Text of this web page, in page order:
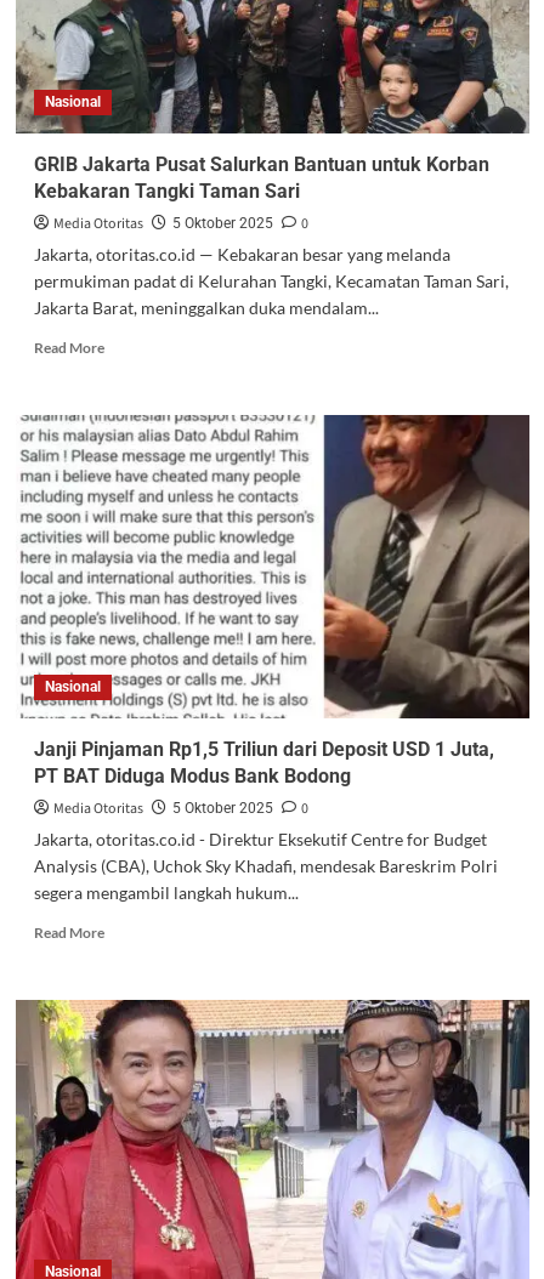
Nasional
GRIB Jakarta Pusat Salurkan Bantuan untuk Korban
Kebakaran Tangki Taman Sari
Media Otoritas 5 Oktober 2025
0
Jakarta, otoritas.co.id — Kebakaran besar yang melanda
permukiman padat di Kelurahan Tangki, Kecamatan Taman Sari,
Jakarta Barat, meninggalkan duka mendalam...
Read More
Nasional
Janji Pinjaman Rp1,5 Triliun dari Deposit USD 1 Juta,
PT BAT Diduga Modus Bank Bodong
Media Otoritas 5 Oktober 2025
0
Jakarta, otoritas.co.id - Direktur Eksekutif Centre for Budget
Analysis (CBA), Uchok Sky Khadafi, mendesak Bareskrim Polri
segera mengambil langkah hukum...
Read More
Nasional